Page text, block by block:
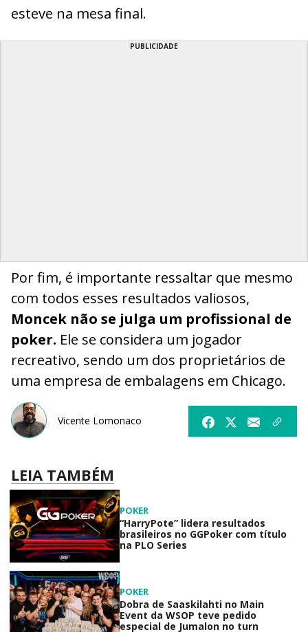
esteve na mesa final.
PUBLICIDADE
Por fim, é importante ressaltar que mesmo
com todos esses resultados valiosos,
Moncek não se julga um profissional de
poker. Ele se considera um jogador
recreativo, sendo um dos proprietários de
uma empresa de embalagens em Chicago.
Vicente Lomonaco
LEIA TAMBÉM
POKER
“HarryPote” lidera resultados
brasileiros no GGPoker com título
na PLO Series
POKER
Dobra de Saaskilahti no Main
Event da WSOP teve pedido
especial de Jumalon no turn